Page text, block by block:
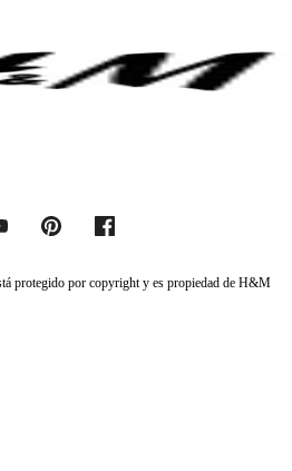
protegido por copyright y es propiedad de H&M